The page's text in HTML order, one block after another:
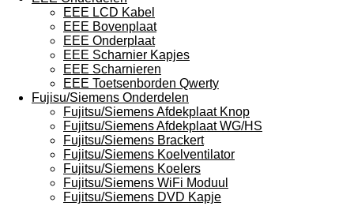
EEE LCD Kabel
EEE Bovenplaat
EEE Onderplaat
EEE Scharnier Kapjes
EEE Scharnieren
EEE Toetsenborden Qwerty
Fujisu/Siemens Onderdelen
Fujitsu/Siemens Afdekplaat Knop
Fujitsu/Siemens Afdekplaat WG/HS
Fujitsu/Siemens Brackert
Fujitsu/Siemens Koelventilator
Fujitsu/Siemens Koelers
Fujitsu/Siemens WiFi Moduul
Fujitsu/Siemens DVD Kapje